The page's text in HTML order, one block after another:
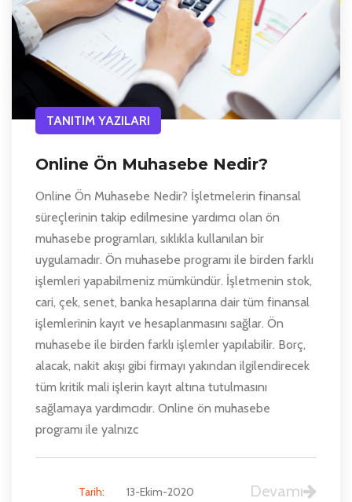
TANITIM YAZILARI
Online Ön Muhasebe Nedir?
Online Ön Muhasebe Nedir? İşletmelerin finansal
süreçlerinin takip edilmesine yardımcı olan ön
muhasebe programları, sıklıkla kullanılan bir
uygulamadır. Ön muhasebe programı ile birden farklı
işlemleri yapabilmeniz mümkündür. İşletmenin stok,
cari, çek, senet, banka hesaplarına dair tüm finansal
işlemlerinin kayıt ve hesaplanmasını sağlar. Ön
muhasebe ile birden farklı işlemler yapılabilir. Borç,
alacak, nakit akışı gibi firmayı yakından ilgilendirecek
tüm kritik mali işlerin kayıt altına tutulmasını
sağlamaya yardımcıdır. Online ön muhasebe
programı ile yalnızc
Tarih: 13-Ekim-2020 Devamı